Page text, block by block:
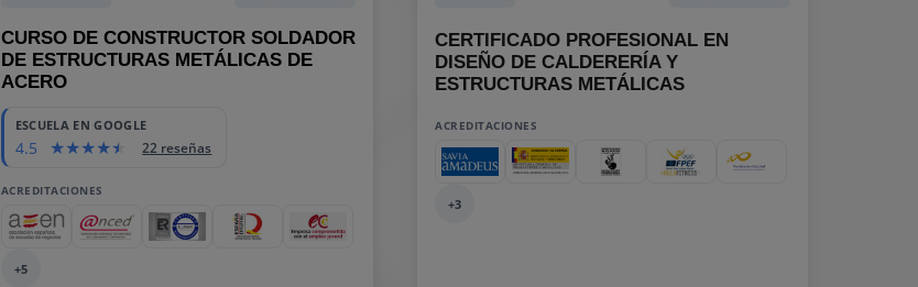
CURSO DE CONSTRUCTOR SOLDADOR
DE ESTRUCTURAS METÁLICAS DE
ACERO
ESCUELA EN GOOGLE
4.5 22 reseñas
ACREDITACIONES
+5
CERTIFICADO PROFESIONAL EN
DISEÑO DE CALDERERÍA Y
ESTRUCTURAS METÁLICAS
ACREDITACIONES
+3